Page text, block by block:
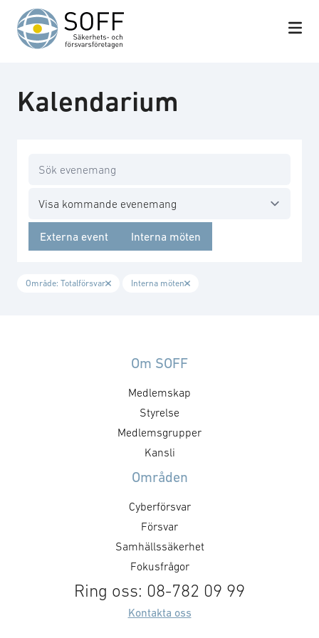
Hoppa till innehåll
Kalendarium
Externa event Interna möten
Område: Totalförsvar Interna möten
Om SOFF
Medlemskap
Styrelse
Medlemsgrupper
Kansli
Områden
Cyberförsvar
Försvar
Samhällssäkerhet
Fokusfrågor
Ring oss: 08-782 09 99
Kontakta oss